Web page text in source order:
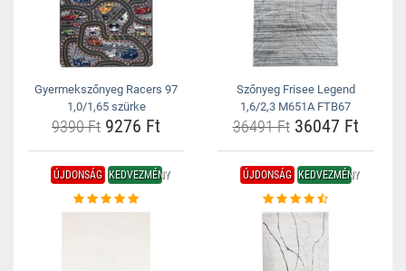
Gyermekszőnyeg Racers 97
1,0/1,65 szürke
9390 Ft 9276 Ft
Szőnyeg Frisee Legend
1,6/2,3 M651A FTB67
36491 Ft36047 Ft
ÚJDONSÁG KEDVEZMÉNY ÚJDONSÁG KEDVEZMÉNY